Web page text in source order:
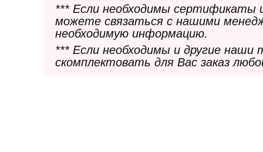
*** Если необходимы сертификаты
можете связаться с нашими
необходимую информацию.
*** Если необходимы и другие
скомплектовать для Вас заказ